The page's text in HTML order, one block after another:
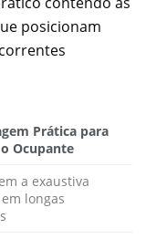
posicionam
Prática para
o Ocupante
a exaustiva
longas